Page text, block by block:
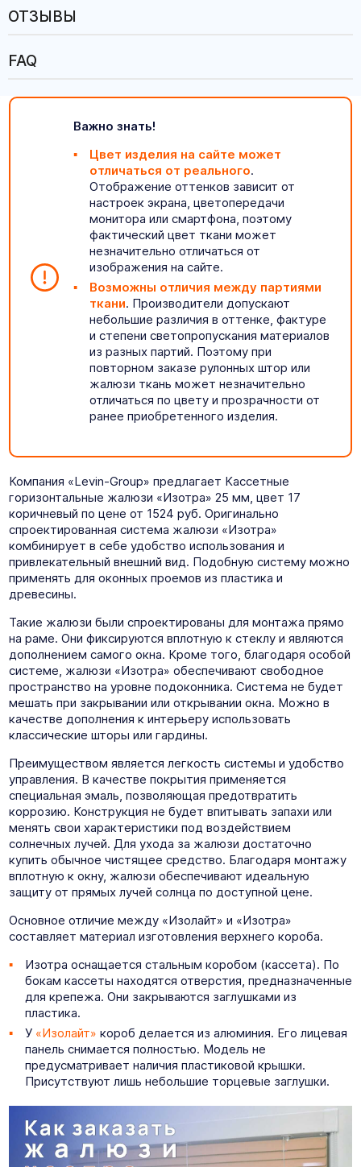
ОТЗЫВЫ
FAQ
Важно знать!
Цвет изделия на сайте может
отличаться от реального.
Отображение оттенков зависит от
настроек экрана, цветопередачи
монитора или смартфона, поэтому
фактический цвет ткани может
незначительно отличаться от
изображения на сайте.
Возможны отличия между партиями
ткани. Производители допускают
небольшие различия в оттенке, фактуре
и степени светопропускания материалов
из разных партий. Поэтому при
повторном заказе рулонных штор или
жалюзи ткань может незначительно
отличаться по цвету и прозрачности от
ранее приобретенного изделия.
Компания «Levin-Group» предлагает Кассетные
горизонтальные жалюзи «Изотра» 25 мм, цвет 17
коричневый по цене от 1524 руб. Оригинально
спроектированная система жалюзи «Изотра»
комбинирует в себе удобство использования и
привлекательный внешний вид. Подобную систему можно
применять для оконных проемов из пластика и
древесины.
Такие жалюзи были спроектированы для монтажа прямо
на раме. Они фиксируются вплотную к стеклу и являются
дополнением самого окна. Кроме того, благодаря особой
системе, жалюзи «Изотра» обеспечивают свободное
пространство на уровне подоконника. Система не будет
мешать при закрывании или открывании окна. Можно в
качестве дополнения к интерьеру использовать
классические шторы или гардины.
Преимуществом является легкость системы и удобство
управления. В качестве покрытия применяется
специальная эмаль, позволяющая предотвратить
коррозию. Конструкция не будет впитывать запахи или
менять свои характеристики под воздействием
солнечных лучей. Для ухода за жалюзи достаточно
купить обычное чистящее средство. Благодаря монтажу
вплотную к окну, жалюзи обеспечивают идеальную
защиту от прямых лучей солнца по доступной цене.
Основное отличие между «Изолайт» и «Изотра»
составляет материал изготовления верхнего короба.
Изотра оснащается стальным коробом (кассета). По
бокам кассеты находятся отверстия, предназначенные
для крепежа. Они закрываются заглушками из
пластика.
У «Изолайт» короб делается из алюминия. Его лицевая
панель снимается полностью. Модель не
предусматривает наличия пластиковой крышки.
Присутствуют лишь небольшие торцевые заглушки.